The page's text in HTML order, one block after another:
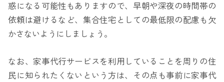
惑になる可能性もありますので、早朝や深夜の時間帯の
依頼は避けるなど、集合住宅としての最低限の配慮も欠
かさないようにしましょう。
なお、家事代行サービスを利用していることを周りの住
民に知られたくないという方は、その点も事前に家事代